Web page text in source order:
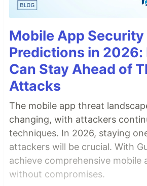
Mobile App Security
Predictions in 2026:
Can Stay Ahead of
Attacks
The mobile app threat
changing, with attackers
techniques. In 2026, staying
attackers will be crucial. With
achieve comprehensive mobile
without compromises.